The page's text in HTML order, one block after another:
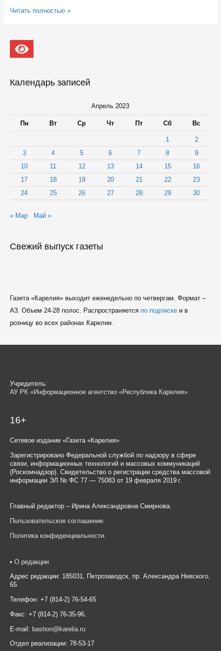
Плательщики
порядка
девяти
миллионов
по
Читать полностью »
Календарь записей
Апрель 2023
Пн Вт Ср Чт Пт Сб Вс
1
2
3
4 5 6 7 8
9
10
11 12 13 14 15
16
17
18 19 20 21 22
23
24
25 26 27 28 29 30
« Мар Май »
Свежий выпуск газеты
Газета «Карелия» выходит еженедельно по четвергам. Формат –
A3. Объем 24-28 полос. Распространяется по подпискеи в
розницу во всех районах Карелии.
Учредитель:
АУ РК «Информационное агентство «Республика Карелия»
16+
Сетевое издание «Газета «Карелия»
Зарегистрировано Федеральной службой по надзору в сфере
связи, информационных технологий и массовых коммуникаций
(Роскомнадзор). Свидетельство о регистрации средства массовой
информации ЭЛ № ФС 77 — 75083 от 19 февраля 2019 г.
Главный редактор – Ирина Александровна Смирнова.
Пользовательское соглашение.
Политика конфиденциальности
• О редакции
Адрес редакции: 185031, Петрозаводск, пр. Александра Невского,
65.
Телефон: +7 (814-2) 76-54-65
Факс: +7 (814-2) 76-35-96.
E-mail: bastion@karelia.ru
Отдел реализации: 78-53-17